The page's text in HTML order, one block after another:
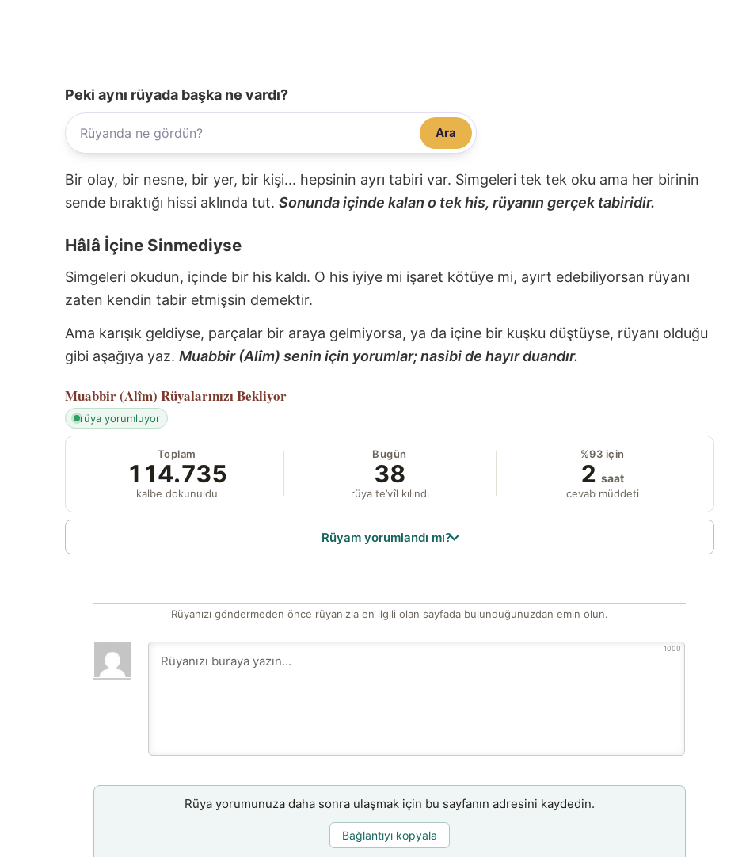
Peki aynı rüyada başka ne vardı?
Ara
Bir olay, bir nesne, bir yer, bir kişi... hepsinin ayrı tabiri var. Simgeleri tek tek oku ama her birinin
sende bıraktığı hissi aklında tut. Sonunda içinde kalan o tek his, rüyanın gerçek tabiridir.
Hâlâ İçine Sinmediyse
Simgeleri okudun, içinde bir his kaldı. O his iyiye mi işaret kötüye mi, ayırt edebiliyorsan rüyanı
zaten kendin tabir etmişsin demektir.
Ama karışık geldiyse, parçalar bir araya gelmiyorsa, ya da içine bir kuşku düştüyse, rüyanı olduğu
gibi aşağıya yaz. Muabbir (Alîm) senin için yorumlar; nasibi de hayır duandır.
Muabbir (Alîm) Rüyalarınızı Bekliyor
rüya yorumluyor
Toplam
114.735
kalbe dokunuldu
Bugün
38
rüya te’vîl kılındı
%93 için
2 saat
cevab müddeti
Rüyam yorumlandı mı?
Rüyanızı göndermeden önce rüyanızla en ilgili olan sayfada bulunduğunuzdan emin olun.
1000
Rüya yorumunuza daha sonra ulaşmak için bu sayfanın adresini kaydedin.
Bağlantıyı kopyala